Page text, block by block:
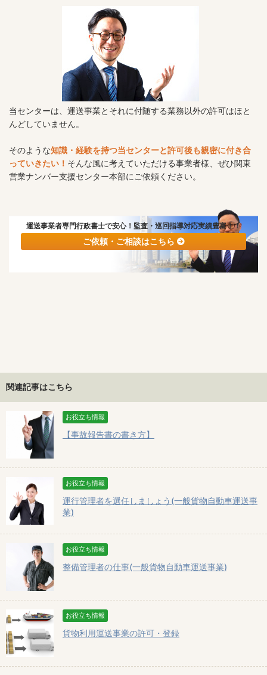
当センターは、運送事業とそれに付随する業務以外の許可はほと
んどしていません。
そのような知識・経験を持つ当センターと許可後も親密に付き合
っていきたい！ そんな風に考えていただける事業者様、ぜひ関東
営業ナンバー支援センター本部にご依頼ください。
運送事業者専門行政書士で安心！監査・巡回指導対応実績豊富！！
ご依頼・ご相談はこちら
関連記事はこちら
お役立ち情報
【事故報告書の書き方】
お役立ち情報
運行管理者を選任しましょう(一般貨物自動車運送事
業)
お役立ち情報
整備管理者の仕事(一般貨物自動車運送事業)
お役立ち情報
貨物利用運送事業の許可・登録